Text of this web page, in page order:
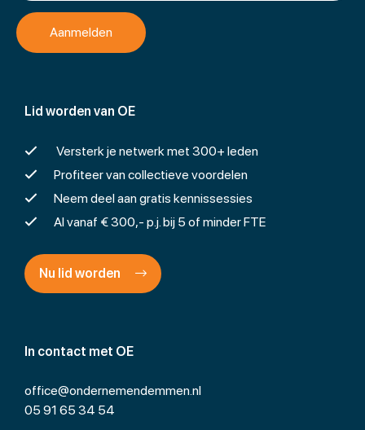
In contact met OE
office@ondernemendemmen.nl
05 91 65 34 54
Lid worden van OE
Versterk je netwerk met 300+ leden
Profiteer van collectieve voordelen
Neem deel aan gratis kennissessies
Al vanaf € 300,- p.j. bij 5 of minder FTE
Nu lid worden